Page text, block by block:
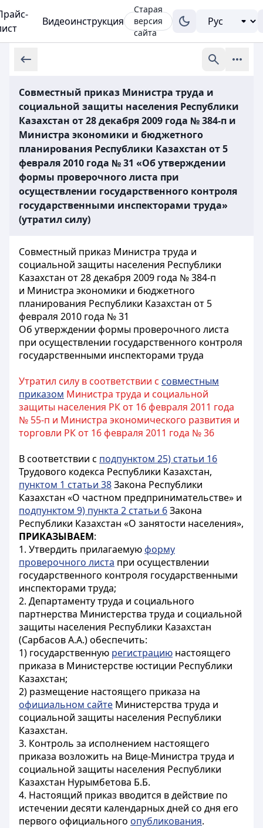
Видеоинструкция
Старая
версия
сайта
Совместный приказ Министра труда и
социальной защиты населения Республики
Казахстан от 28 декабря 2009 года № 384-п и
Министра экономики и бюджетного
планирования Республики Казахстан от 5
февраля 2010 года № 31 «Об утверждении
формы проверочного листа при
осуществлении государственного контроля
государственными инспекторами труда»
(утратил силу)
Совместный приказ Министра труда и
социальной защиты населения Республики
Казахстан от 28 декабря 2009 года № 384-п
и Министра экономики и бюджетного
планирования Республики Казахстан от 5
февраля 2010 года № 31
Об утверждении формы проверочного листа
при осуществлении государственного контроля
государственными инспекторами труда
Утратил силу в соответствии с совместным
приказом Министра труда и социальной
защиты населения РК от 16 февраля 2011 года
№ 55-п и Министра экономического развития и
торговли РК от 16 февраля 2011 года № 36
В соответствии с подпунктом 25) статьи 16
Трудового кодекса Республики Казахстан,
пунктом 1 статьи 38Закона Республики
Казахстан «О частном предпринимательстве» и
подпунктом 9) пункта 2 статьи 6Закона
Республики Казахстан «О занятости населения»,
ПРИКАЗЫВАЕМ:
1. Утвердить прилагаемуюформу
проверочного листа при осуществлении
государственного контроля государственными
инспекторами труда;
2. Департаменту труда и социального
партнерства Министерства труда и социальной
защиты населения Республики Казахстан
(Сарбасов А.А.) обеспечить:
1) государственную регистрацию настоящего
приказа в Министерстве юстиции Республики
Казахстан;
2) размещение настоящего приказа на
официальном сайте Министерства труда и
социальной защиты населения Республики
Казахстан.
3. Контроль за исполнением настоящего
приказа возложить на Вице-Министра труда и
социальной защиты населения Республики
Казахстан Нурымбетова Б.Б.
4. Настоящий приказ вводится в действие по
истечении десяти календарных дней со дня его
первого официального опубликования.